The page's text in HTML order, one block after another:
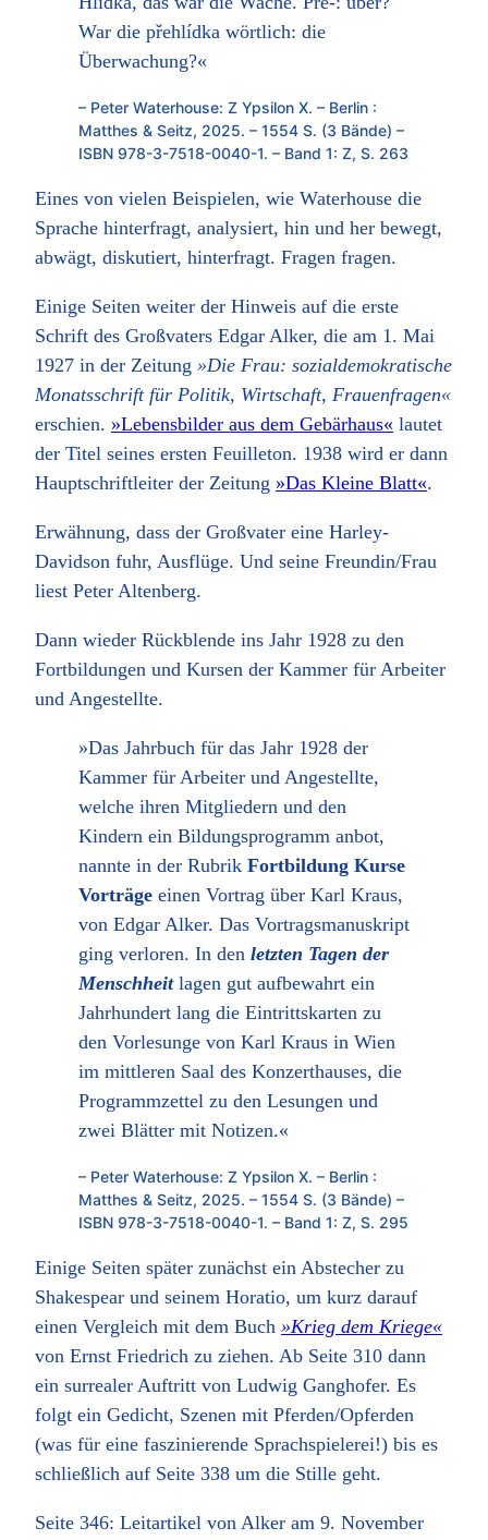
War die přehlídka wörtlich: die
Überwachung?«
– Peter Waterhouse: Z Ypsilon X. – Berlin :
Matthes & Seitz, 2025. – 1554 S. (3 Bände) –
ISBN 978-3-7518-0040-1. – Band 1: Z, S. 263
Eines von vielen Beispielen, wie Waterhouse die
Sprache hinterfragt, analysiert, hin und her bewegt,
abwägt, diskutiert, hinterfragt. Fragen fragen.
Einige Seiten weiter der Hinweis auf die erste
Schrift des Großvaters Edgar Alker, die am 1. Mai
1927 in der Zeitung »Die Frau: sozialdemokratische
Monatsschrift für Politik, Wirtschaft, Frauenfragen«
erschien. »Lebensbilder aus dem Gebärhaus« lautet
der Titel seines ersten Feuilleton. 1938 wird er dann
Hauptschriftleiter der Zeitung »Das Kleine Blatt«.
Erwähnung, dass der Großvater eine Harley-
Davidson fuhr, Ausflüge. Und seine Freundin/Frau
liest Peter Altenberg.
Dann wieder Rückblende ins Jahr 1928 zu den
Fortbildungen und Kursen der Kammer für Arbeiter
und Angestellte.
»Das Jahrbuch für das Jahr 1928 der
Kammer für Arbeiter und Angestellte,
welche ihren Mitgliedern und den
Kindern ein Bildungsprogramm anbot,
nannte in der Rubrik Fortbildung Kurse
Vorträge einen Vortrag über Karl Kraus,
von Edgar Alker. Das Vortragsmanuskript
ging verloren. In den letzten Tagen der
Menschheitlagen gut aufbewahrt ein
Jahrhundert lang die Eintrittskarten zu
den Vorlesunge von Karl Kraus in Wien
im mittleren Saal des Konzerthauses, die
Programmzettel zu den Lesungen und
zwei Blätter mit Notizen.«
– Peter Waterhouse: Z Ypsilon X. – Berlin :
Matthes & Seitz, 2025. – 1554 S. (3 Bände) –
ISBN 978-3-7518-0040-1. – Band 1: Z, S. 295
Einige Seiten später zunächst ein Abstecher zu
Shakespear und seinem Horatio, um kurz darauf
einen Vergleich mit dem Buch »Krieg dem Kriege«
von Ernst Friedrich zu ziehen. Ab Seite 310 dann
ein surrealer Auftritt von Ludwig Ganghofer. Es
folgt ein Gedicht, Szenen mit Pferden/Opferden
(was für eine faszinierende Sprachspielerei!) bis es
schließlich auf Seite 338 um die Stille geht.
Seite 346: Leitartikel von Alker am 9. November